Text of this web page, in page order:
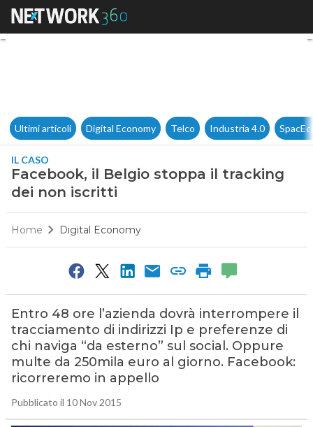
Facebook, il Belgio stoppa il
Ultimi articoli Digital Economy Telco Industria 4.0
IL CASO
Facebook, il Belgio stoppa il tracking
dei non iscritti
Home Digital Economy
Entro 48 ore l’azienda dovrà interrompere il
tracciamento di indirizzi Ip e preferenze di
chi naviga “da esterno” sul social. Oppure
multe da 250mila euro al giorno. Facebook:
ricorreremo in appello
Pubblicato il 10 Nov 2015